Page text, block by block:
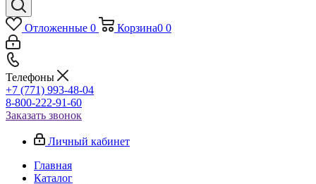
Отложенные 0 Корзина0 0
Телефоны
+7 (771) 993-48-04
8-800-222-91-60
Заказать звонок
Личный кабинет
Главная
Каталог